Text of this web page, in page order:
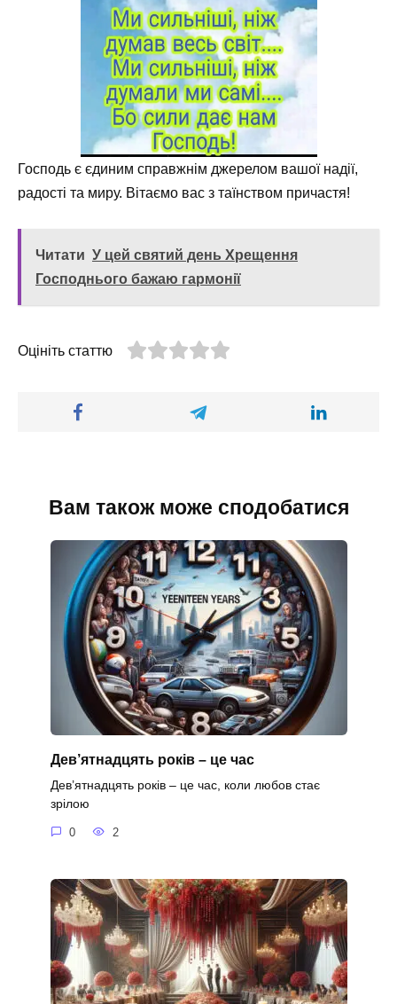
Господь є єдиним справжнім джерелом вашої надії,
радості та миру. Вітаємо вас з таїнством причастя!
Читати У цей святий день Хрещення
Господнього бажаю гармонії
Оцініть статтю
Вам також може сподобатися
Дев’ятнадцять років – це час
Дев’ятнадцять років – це час, коли любов стає
зрілою
0 2